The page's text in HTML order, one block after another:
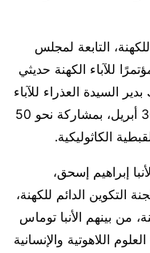
التابعة لمجلس
للآباء الكهنة حديثي
السيدة العذراء للآباء
الفرنسيسكان بالمقطم، من 27 إلى 30 أبريل، بمشاركة نحو 50
الكاثوليكية.
إبراهيم إسحق،
التكوين الدائم للكهنة،
من بينهم الأنبا توماس
اللاهوتية والإنسانية